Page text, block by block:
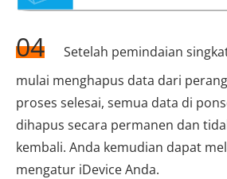
04
Setelah pemindaian
mulai menghapus data dari
proses selesai, semua data di
dihapus secara permanen dan
kembali. Anda kemudian dapat
mengatur iDevice Anda.